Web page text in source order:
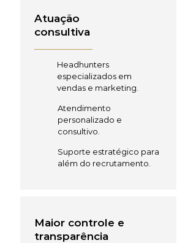
Atuação
consultiva
Headhunters
especializados em
vendas e marketing.
Atendimento
personalizado e
consultivo.
Suporte estratégico para
além do recrutamento.
Maior controle e
transparência